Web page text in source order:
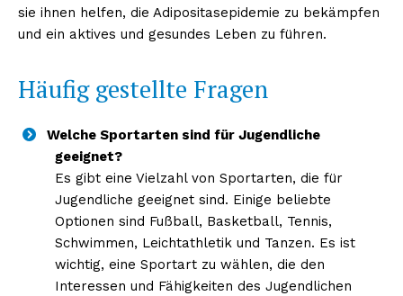
sie ihnen helfen, die Adipositasepidemie zu bekämpfen
und ein aktives und gesundes Leben zu führen.
Häufig gestellte Fragen
Welche Sportarten sind für Jugendliche
geeignet?
Es gibt eine Vielzahl von Sportarten, die für
Jugendliche geeignet sind. Einige beliebte
Optionen sind Fußball, Basketball, Tennis,
Schwimmen, Leichtathletik und Tanzen. Es ist
wichtig, eine Sportart zu wählen, die den
Interessen und Fähigkeiten des Jugendlichen